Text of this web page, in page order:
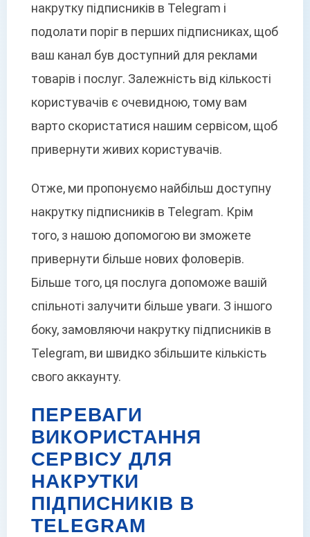
накрутку підписників в Telegram і
подолати поріг в перших підписниках, щоб
ваш канал був доступний для реклами
товарів і послуг. Залежність від кількості
користувачів є очевидною, тому вам
варто скористатися нашим сервісом, щоб
привернути живих користувачів.
Отже, ми пропонуємо найбільш доступну
накрутку підписників в Telegram. Крім
того, з нашою допомогою ви зможете
привернути більше нових фоловерів.
Більше того, ця послуга допоможе вашій
спільноті залучити більше уваги. З іншого
боку, замовляючи накрутку підписників в
Telegram, ви швидко збільшите кількість
свого аккаунту.
ПЕРЕВАГИ
ВИКОРИСТАННЯ
СЕРВІСУ ДЛЯ
НАКРУТКИ
ПІДПИСНИКІВ В
TELEGRAM